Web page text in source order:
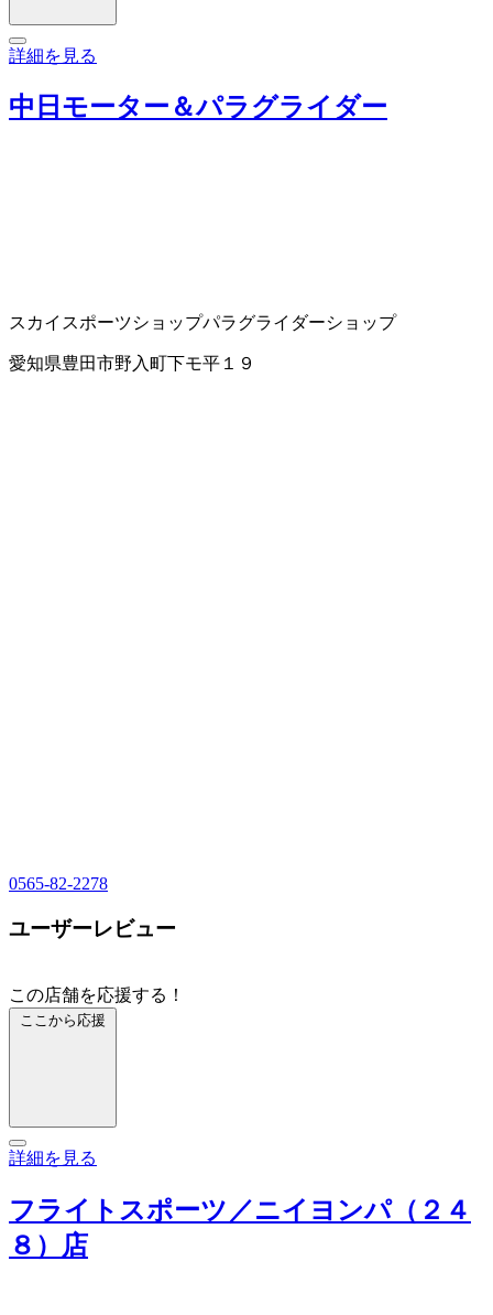
詳細を見る
中日モーター＆パラグライダー
スカイスポーツショップパラグライダーショップ
愛知県豊田市野入町下モ平１９
0565-82-2278
ユーザーレビュー
この店舗を応援する！
ここから応援
詳細を見る
フライトスポーツ／ニイヨンパ（２４
８）店